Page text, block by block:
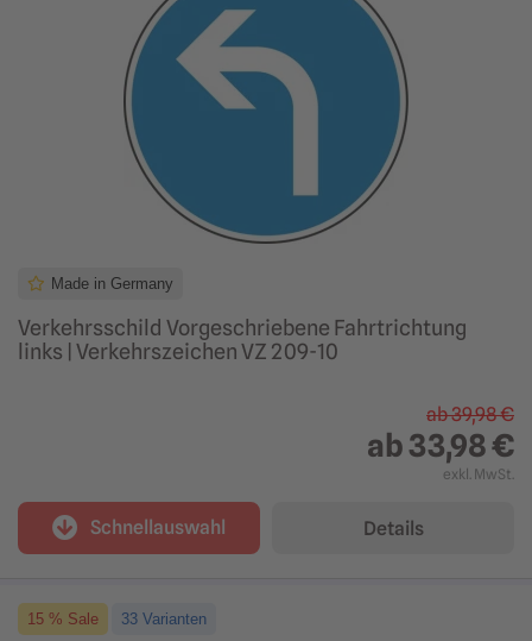
Made in Germany
Verkehrsschild Vorgeschriebene Fahrtrichtung
links | Verkehrszeichen VZ 209-10
ab39,98 €
ab33,98 €
exkl. MwSt.
Schnellauswahl Details
15 % Sale 33 Varianten